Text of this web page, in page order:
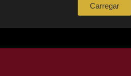
Carregar